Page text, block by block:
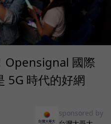
Opensignal 國際
5G 時代的好網
sponsored by